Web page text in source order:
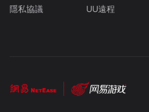
隱私協議 UU遠程